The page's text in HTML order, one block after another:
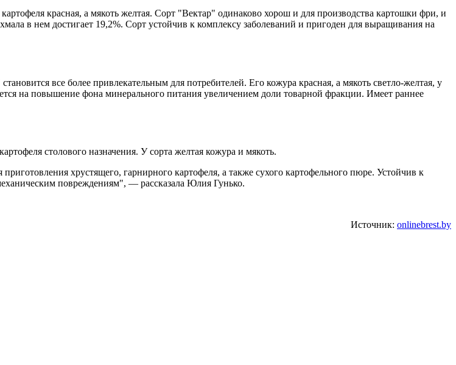
красная, а мякоть желтая. Сорт "Вектар" одинаково хорош и для производства картошки фри, и
в нем достигает 19,2%. Сорт устойчив к комплексу заболеваний и пригоден для выращивания на
все более привлекательным для потребителей. Его кожура красная, а мякоть светло-желтая, у
на повышение фона минерального питания увеличением доли товарной фракции. Имеет раннее
столового назначения. У сорта желтая кожура и мякоть.
хрустящего, гарнирного картофеля, а также сухого картофельного пюре. Устойчив к
повреждениям", — рассказала Юлия Гунько.
Источник: onlinebrest.by